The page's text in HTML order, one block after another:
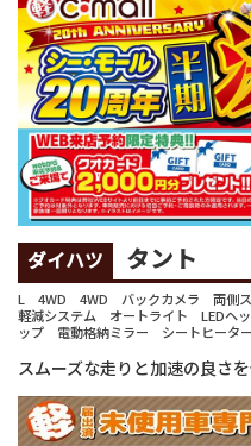
ダイハツ タント
L 4WD 4WD バックカメラ 両側ス
軽減システム オートライト LEDヘ
ップ 電動格納ミラー シートヒータ
スムーズな走りと加速の良さ